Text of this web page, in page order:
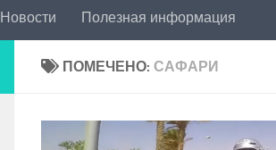
Новости Полезная информация
ПОМЕЧЕНО: САФАРИ